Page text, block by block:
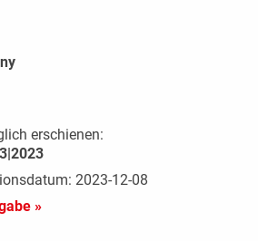
erschienen:
2023-12-08
»